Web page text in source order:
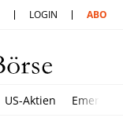
LOGIN ABO
US-Aktien